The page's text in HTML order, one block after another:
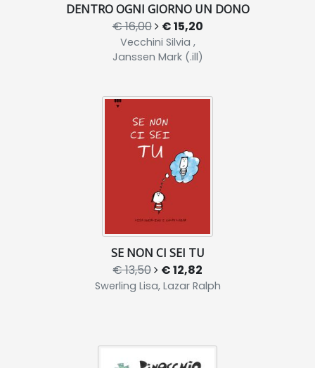
DENTRO OGNI GIORNO UN DONO
€ 16,00 € 15,20
Vecchini Silvia ,
Janssen Mark (.ill)
SE NON CI SEI TU
€ 13,50 € 12,82
Swerling Lisa, Lazar Ralph